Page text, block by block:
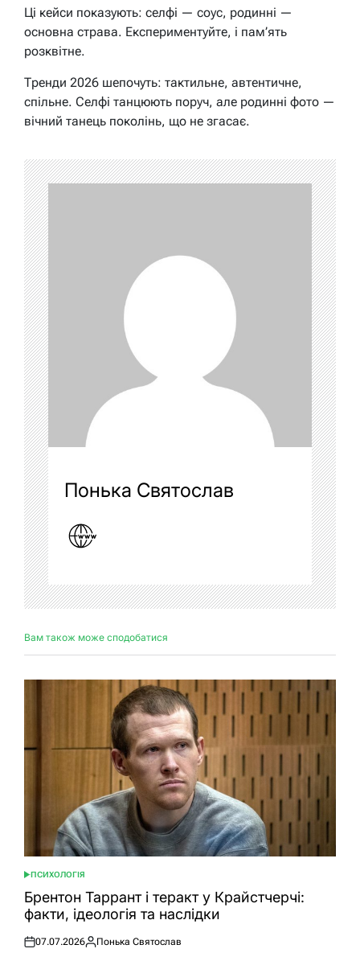
Ці кейси показують: селфі — соус, родинні —
основна страва. Експериментуйте, і пам’ять
розквітне.
Тренди 2026 шепочуть: тактильне, автентичне,
спільне. Селфі танцюють поруч, але родинні фото —
вічний танець поколінь, що не згасає.
Понька Святослав
Вам також може сподобатися
ОПУБЛІКУВАТИ
У
ПСИХОЛОГІЯ
Брентон Таррант і теракт у Крайстчерчі:
факти, ідеологія та наслідки
Оприлюднено
07.07.2026
Опубліковано
Понька Святослав